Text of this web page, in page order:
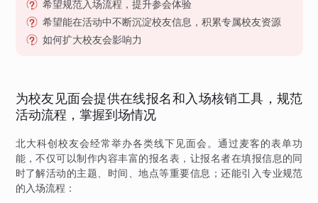
希望规范入场流程，提升参会体验
希望能在活动中不断沉淀校友信息，积累专属校友资源
如何扩大校友会影响力
为校友见面会提供在线报名和入场核销工具，规范
活动流程，掌握到场情况
北大科创校友会经常举办各类线下见面会。通过麦客的表单功
能，不仅可以制作内容丰富的报名表，让报名者在填报信息的同
时了解活动的主题、时间、地点等重要信息；还能引入专业规范
的入场流程：